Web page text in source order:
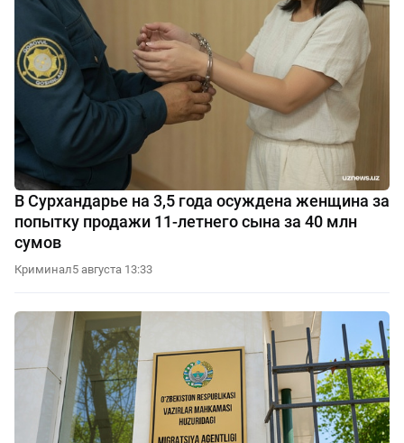
В Сурхандарье на 3,5 года осуждена женщина за
попытку продажи 11-летнего сына за 40 млн
сумов
Криминал5 августа 13:33